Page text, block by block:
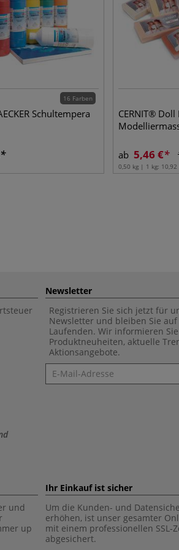
16 Farben
Schultempera
CERNIT®
ab 5,46 €
0,50 kg | 1 kg: 10,92
Newsletter
Registrieren Sie sich jetzt für
Newsletter und bleiben Sie auf
Laufenden. Wir informieren
Produktneuheiten, aktuelle
Aktionsangebote.
Newsletter
und
up
Ihr Einkauf ist sicher
Um die Kunden- und
erhöhen, ist unser gesamter
mit einem professionellen SSL-
abgesichert.